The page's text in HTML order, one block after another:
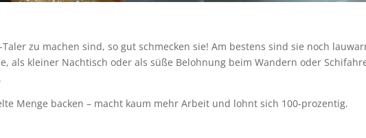
zu machen sind, so gut schmecken sie! Am bestens sind sie noch
als kleiner Nachtisch oder als süße Belohnung beim Wandern oder
Menge backen – macht kaum mehr Arbeit und lohnt sich 100-prozentig.